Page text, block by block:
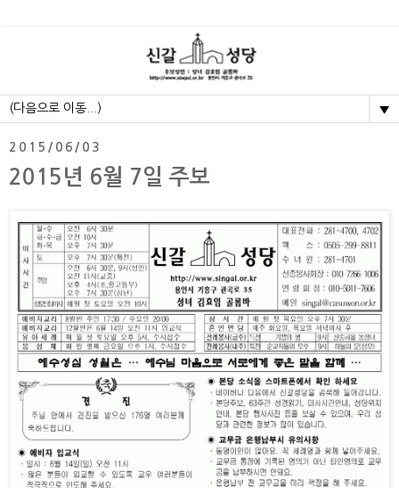
▼
2015/06/03
2015년 6월 7일 주보